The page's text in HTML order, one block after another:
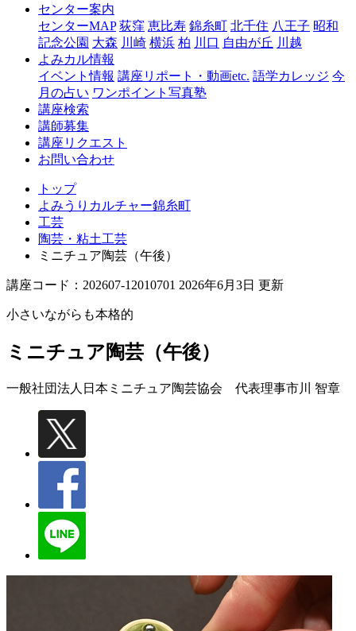
糸
センター案内
センターMAP 荻窪 恵比寿 錦糸町 北千住 八王子 昭和
記念公園 大森 川崎 横浜 柏 川口 自由が丘 川越
よみカル情報
イベント情報 講座リポート・動画etc. 語学カレッジ 今
月の占い ワンポイント写真塾
講座検索
講師募集
講座リクエスト
お問い合わせ
トップ
よみうりカルチャー錦糸町
工芸
陶芸・粘土工芸
ミニチュア陶芸（午後）
講座コード：202607-12010701 2026年6月3日 更新
小さいながらも本格的
ミニチュア陶芸（午後）
一般社団法人日本ミニチュア陶芸協会 代表理事市川 智章